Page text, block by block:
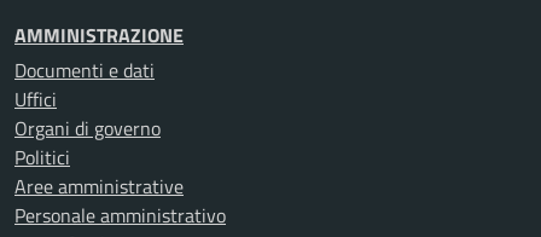
AMMINISTRAZIONE
Documenti e dati
Uffici
Organi di governo
Politici
Aree amministrative
Personale amministrativo